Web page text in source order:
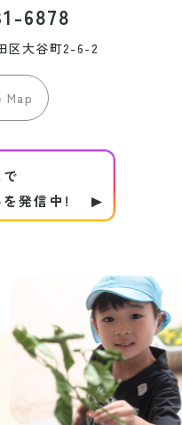
6878
区大谷町2-6-2
Map
発信中!